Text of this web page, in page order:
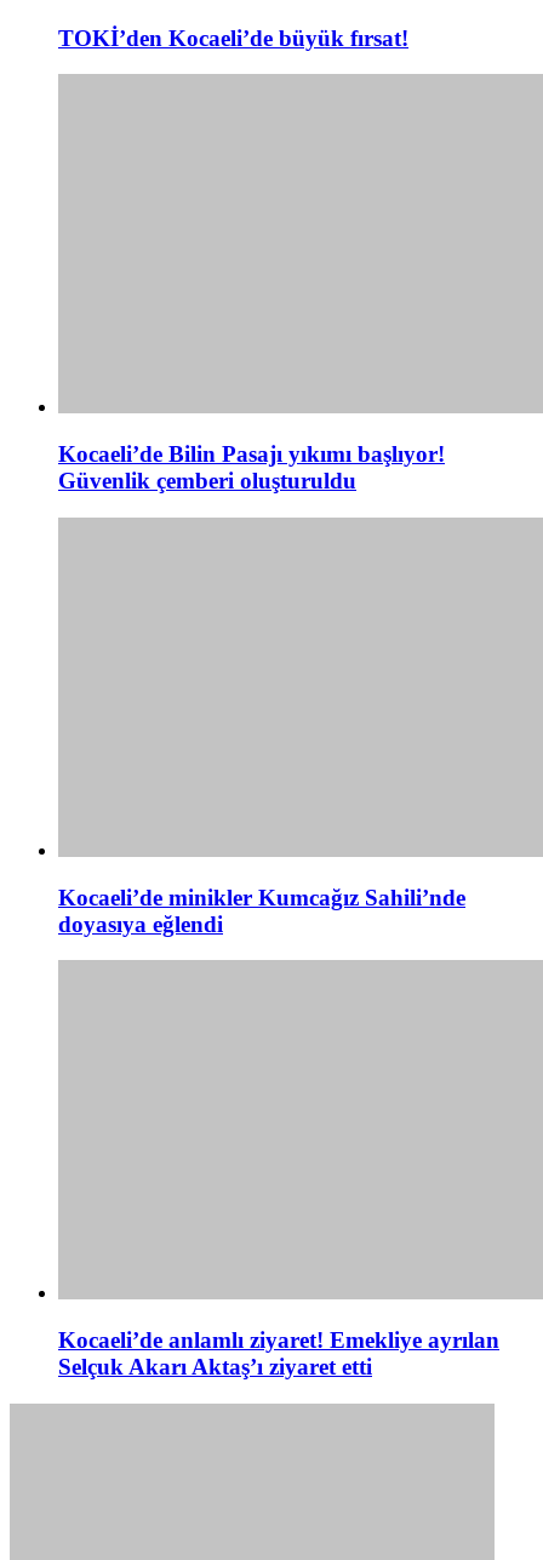
TOKİ’den Kocaeli’de büyük fırsat!
Kocaeli’de Bilin Pasajı yıkımı başlıyor!
Güvenlik çemberi oluşturuldu
Kocaeli’de minikler Kumcağız Sahili’nde
doyasıya eğlendi
Kocaeli’de anlamlı ziyaret! Emekliye ayrılan
Selçuk Akarı Aktaş’ı ziyaret etti